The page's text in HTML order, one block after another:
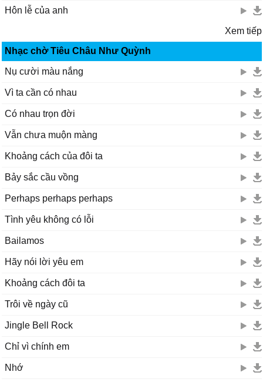
Hôn lễ của anh
Xem tiếp
Nhạc chờ Tiêu Châu Như Quỳnh
Nụ cười màu nắng
Vì ta cần có nhau
Có nhau trọn đời
Vẫn chưa muộn màng
Khoảng cách của đôi ta
Bảy sắc cầu vồng
Perhaps perhaps perhaps
Tình yêu không có lỗi
Bailamos
Hãy nói lời yêu em
Khoảng cách đôi ta
Trôi về ngày cũ
Jingle Bell Rock
Chỉ vì chính em
Nhớ